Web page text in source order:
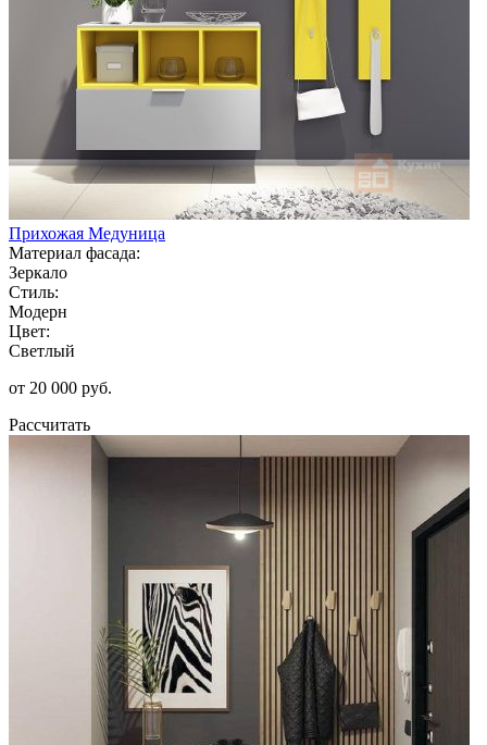
Прихожая Медуница
Материал фасада:
Зеркало
Стиль:
Модерн
Цвет:
Светлый
от 20 000 руб.
Рассчитать